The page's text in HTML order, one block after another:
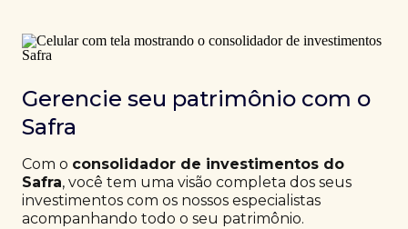
Gerencie seu patrimônio com o
Safra
Com o consolidador de investimentos do
Safra, você tem uma visão completa dos seus
investimentos com os nossos especialistas
acompanhando todo o seu patrimônio.